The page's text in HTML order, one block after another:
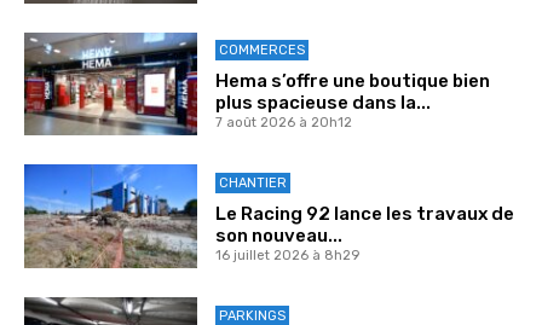
COMMERCES
Hema s’offre une boutique bien
plus spacieuse dans la...
7 août 2026 à 20h12
CHANTIER
Le Racing 92 lance les travaux de
son nouveau...
16 juillet 2026 à 8h29
PARKINGS